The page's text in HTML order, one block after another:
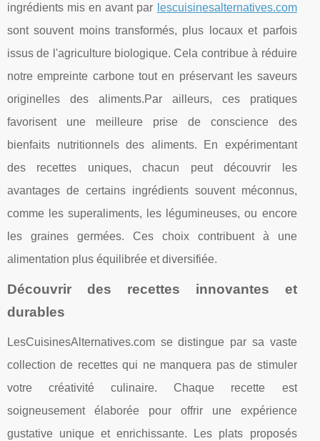
ingrédients mis en avant par lescuisinesalternatives.com
sont souvent moins transformés, plus locaux et parfois
issus de l'agriculture biologique. Cela contribue à réduire
notre empreinte carbone tout en préservant les saveurs
originelles des aliments.Par ailleurs, ces pratiques
favorisent une meilleure prise de conscience des
bienfaits nutritionnels des aliments. En expérimentant
des recettes uniques, chacun peut découvrir les
avantages de certains ingrédients souvent méconnus,
comme les superaliments, les légumineuses, ou encore
les graines germées. Ces choix contribuent à une
alimentation plus équilibrée et diversifiée.
Découvrir des recettes innovantes et
durables
LesCuisinesAlternatives.com se distingue par sa vaste
collection de recettes qui ne manquera pas de stimuler
votre créativité culinaire. Chaque recette est
soigneusement élaborée pour offrir une expérience
gustative unique et enrichissante. Les plats proposés